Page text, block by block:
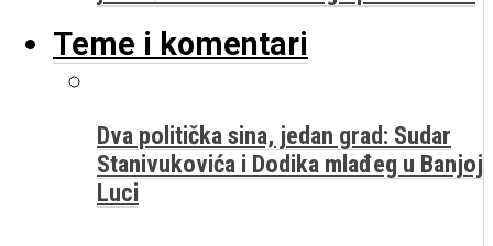
Teme i komentari
Dva politička sina, jedan grad: Sudar
Stanivukovića i Dodika mlađeg u Banjoj
Luci